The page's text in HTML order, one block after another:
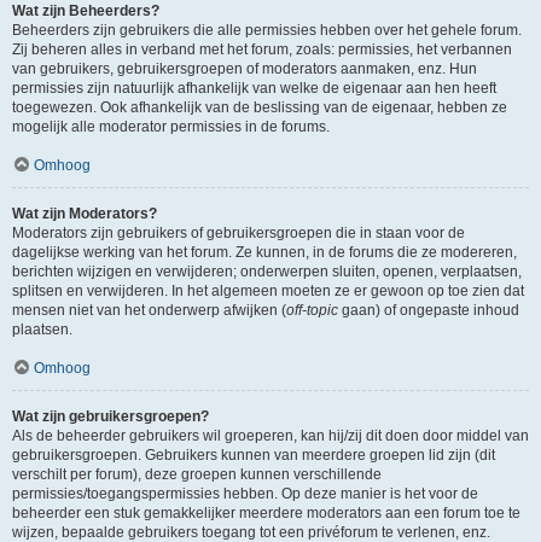
Wat zijn Beheerders?
Beheerders zijn gebruikers die alle permissies hebben over het gehele forum.
Zij beheren alles in verband met het forum, zoals: permissies, het verbannen
van gebruikers, gebruikersgroepen of moderators aanmaken, enz. Hun
permissies zijn natuurlijk afhankelijk van welke de eigenaar aan hen heeft
toegewezen. Ook afhankelijk van de beslissing van de eigenaar, hebben ze
mogelijk alle moderator permissies in de forums.
Omhoog
Wat zijn Moderators?
Moderators zijn gebruikers of gebruikersgroepen die in staan voor de
dagelijkse werking van het forum. Ze kunnen, in de forums die ze modereren,
berichten wijzigen en verwijderen; onderwerpen sluiten, openen, verplaatsen,
splitsen en verwijderen. In het algemeen moeten ze er gewoon op toe zien dat
mensen niet van het onderwerp afwijken (off-topic gaan) of ongepaste inhoud
plaatsen.
Omhoog
Wat zijn gebruikersgroepen?
Als de beheerder gebruikers wil groeperen, kan hij/zij dit doen door middel van
gebruikersgroepen. Gebruikers kunnen van meerdere groepen lid zijn (dit
verschilt per forum), deze groepen kunnen verschillende
permissies/toegangspermissies hebben. Op deze manier is het voor de
beheerder een stuk gemakkelijker meerdere moderators aan een forum toe te
wijzen, bepaalde gebruikers toegang tot een privéforum te verlenen, enz.